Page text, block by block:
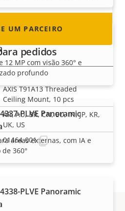
12 MP com visão 360° e
profundo
PLVE Panoramic
áreas externas, com IA e
360°
PLVE Panoramic
UM PARCEIRO
pedidos
AXIS T91A13 Threaded
Ceiling Mount, 10 pcs
AR, AU, BR, CN, EU, IN, JP, KR,
UK, US
01464-001